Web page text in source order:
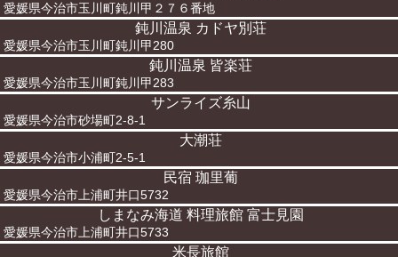
愛媛県今治市玉川町鈍川甲２７６番地
鈍川温泉 カドヤ別荘
愛媛県今治市玉川町鈍川甲280
鈍川温泉 皆楽荘
愛媛県今治市玉川町鈍川甲283
サンライズ糸山
愛媛県今治市砂場町2-8-1
大潮荘
愛媛県今治市小浦町2-5-1
民宿 珈里葡
愛媛県今治市上浦町井口5732
しまなみ海道 料理旅館 富士見園
愛媛県今治市上浦町井口5733
米長旅館